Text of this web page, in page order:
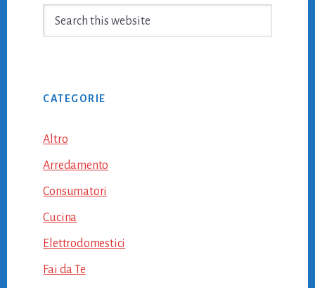
CATEGORIE
Altro
Arredamento
Consumatori
Cucina
Elettrodomestici
Fai da Te